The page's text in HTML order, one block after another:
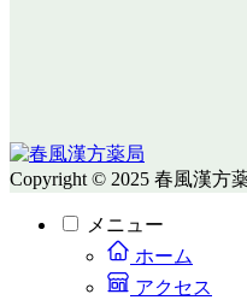
Copyright © 2025 春風漢方
メニュー
ホーム
アクセス